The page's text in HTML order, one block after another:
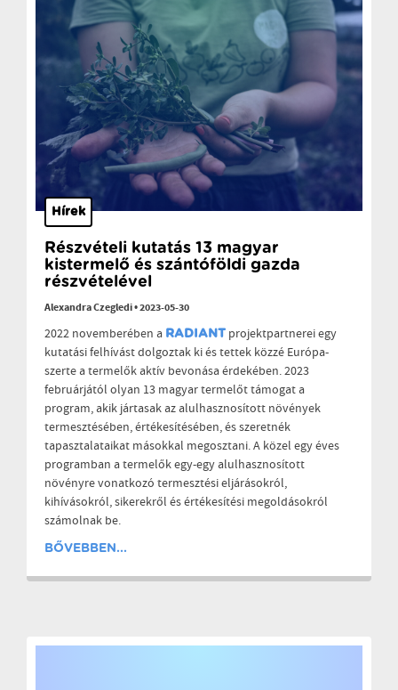
Hírek
Részvételi kutatás 13 magyar
kistermelő és szántóföldi gazda
részvételével
Alexandra Czegledi•2023-05-30
2022 novemberében a RADIANT projektpartnerei egy
kutatási felhívást dolgoztak ki és tettek közzé Európa-
szerte a termelők aktív bevonása érdekében. 2023
februárjától olyan 13 magyar termelőt támogat a
program, akik jártasak az alulhasznosított növények
termesztésében, értékesítésében, és szeretnék
tapasztalataikat másokkal megosztani. A közel egy éves
programban a termelők egy-egy alulhasznosított
növényre vonatkozó termesztési eljárásokról,
kihívásokról, sikerekről és értékesítési megoldásokról
számolnak be.
BŐVEBBEN...